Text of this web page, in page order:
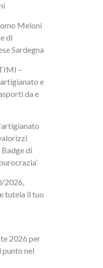
Meloni
di
Sardegna
–
e
da e
di
2026,
tutela il tuo
2026 per
punto nel